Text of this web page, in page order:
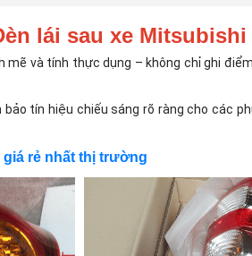
lái sau xe
và tính thực dụng – không chỉ ghi
tín hiệu chiếu sáng rõ ràng cho các
rẻ nhất thị trường